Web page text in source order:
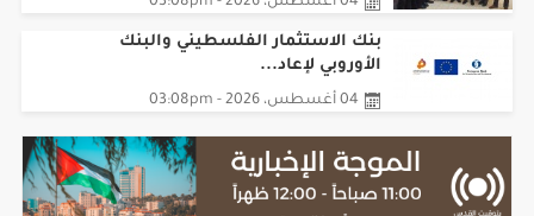
بنك الاستثمار الفلسطيني والبنك
الأوروبي لإعاد...
04 أغسطس، 2026 - 03:08pm